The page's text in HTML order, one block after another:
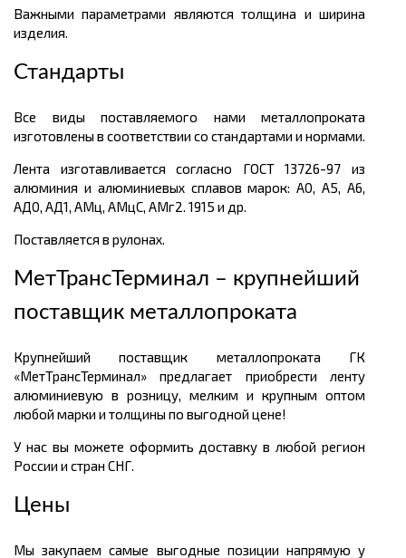
Важными параметрами являются толщина и ширина
изделия.
Стандарты
Все виды поставляемого нами металлопроката
изготовлены в соответствии со стандартами и нормами.
Лента изготавливается согласно ГОСТ 13726-97 из
алюминия и алюминиевых сплавов марок: А0, А5, А6,
АД0, АД1, АМц, АМцС, АМг2. 1915 и др.
Поставляется в рулонах.
МетТрансТерминал – крупнейший
поставщик металлопроката
Крупнейший поставщик металлопроката ГК
«МетТрансТерминал» предлагает приобрести ленту
алюминиевую в розницу, мелким и крупным оптом
любой марки и толщины по выгодной цене!
У нас вы можете оформить доставку в любой регион
России и стран СНГ.
Цены
Мы закупаем самые выгодные позиции напрямую у